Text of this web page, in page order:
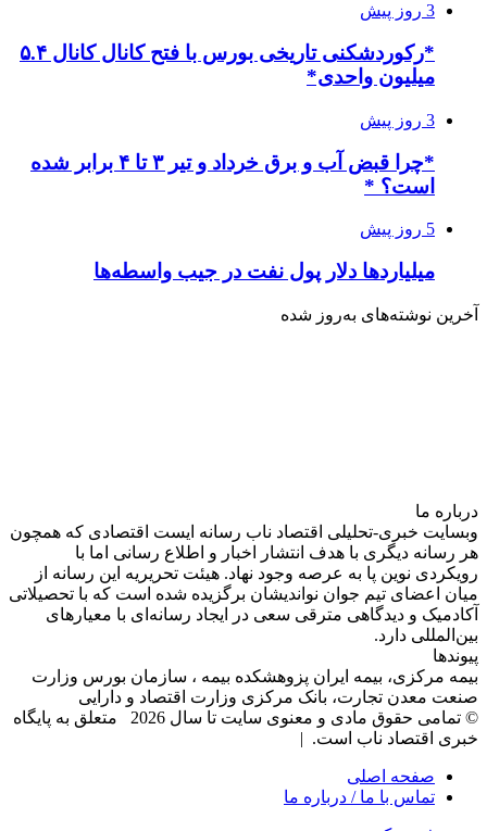
3 روز پیش
*رکوردشکنی تاریخی بورس با فتح کانال کانال ۵.۴
میلیون واحدی*
3 روز پیش
*چرا قبض آب و برق خرداد و تیر ۳ تا ۴ برابر شده
است؟ *
5 روز پیش
میلیاردها دلار پول نفت در جیب واسطه‌ها
آخرین نوشته‌های‌ به‌روز شده
درباره‌ ما
وبسایت خبری-تحلیلی اقتصاد ناب رسانه‌ ایست اقتصادی که همچون
هر رسانه دیگری با هدف انتشار اخبار و اطلاع رسانی اما با
رویکردی نوین پا به عرصه وجود نهاد. هیئت تحریریه این رسانه از
میان اعضای تیم جوان نواندیشان برگزیده شده است که با تحصیلاتی
آکادمیک و دیدگاهی‌ مترقی سعی در ایجاد رسانه‌ای با معیار‌های
بین‌المللی دارد.
پیوندها
بیمه مرکزی، بیمه ایران پزوهشکده بیمه ، سازمان بورس وزارت
صنعت معدن تجارت، بانک مرکزی وزارت اقتصاد و دارایی
© تمامی حقوق مادی و معنوی سایت تا سال 2026 متعلق به پایگاه
خبری اقتصاد ناب است. |
صفحه اصلی
تماس با ما / درباره ما